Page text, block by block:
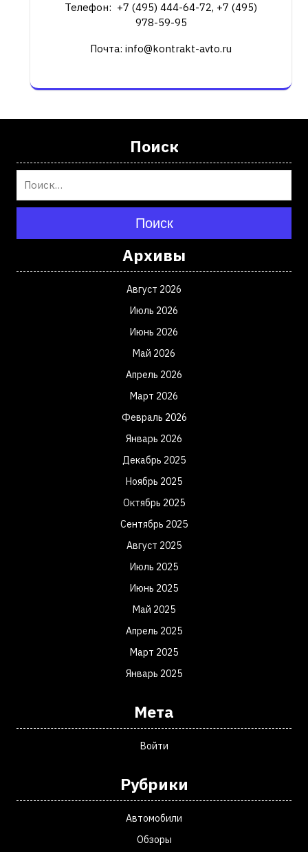
Телефон: +7 (495) 444-64-72, +7 (495)
978-59-95
Почта: info@kontrakt-avto.ru
Поиск
Поиск
Архивы
Август 2026
Июль 2026
Июнь 2026
Май 2026
Апрель 2026
Март 2026
Февраль 2026
Январь 2026
Декабрь 2025
Ноябрь 2025
Октябрь 2025
Сентябрь 2025
Август 2025
Июль 2025
Июнь 2025
Май 2025
Апрель 2025
Март 2025
Январь 2025
Мета
Войти
Рубрики
Автомобили
Обзоры